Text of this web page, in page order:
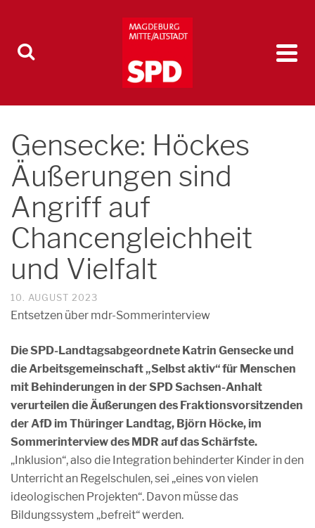
Gensecke: Höckes
Äußerungen sind
Angriff auf
Chancengleichheit
und Vielfalt
10. AUGUST 2023
Entsetzen über mdr-Sommerinterview
Die SPD-Landtagsabgeordnete Katrin Gensecke und
die Arbeitsgemeinschaft „Selbst aktiv“ für Menschen
mit Behinderungen in der SPD Sachsen-Anhalt
verurteilen die Äußerungen des Fraktionsvorsitzenden
der AfD im Thüringer Landtag, Björn Höcke, im
Sommerinterview des MDR auf das Schärfste.
„Inklusion“, also die Integration behinderter Kinder in den
Unterricht an Regelschulen, sei „eines von vielen
ideologischen Projekten“. Davon müsse das
Bildungssystem „befreit“ werden.